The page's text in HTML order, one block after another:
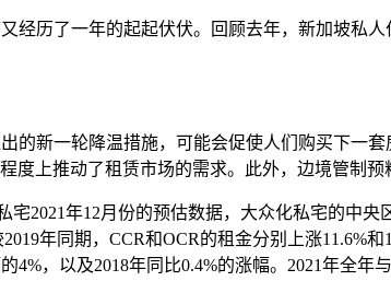
经历了一年的起起伏伏。回顾去年，新加坡私
的新一轮降温措施，可能会促使人们购买下一
度上推动了租赁市场的需求。此外，边境管制
宅2021年12月份的预估数据，大众化私宅的中
年同期，CCR和OCR的租金分别上涨11.6%
4%，以及2018年同比0.4%的涨幅。2021年全